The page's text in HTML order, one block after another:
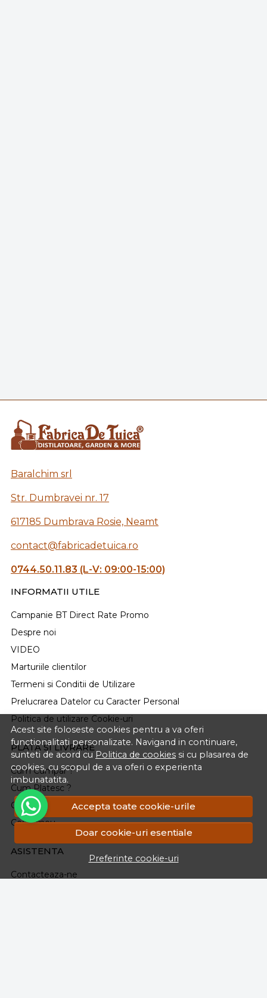
Acest site foloseste cookies pentru a va oferi
functionalitati personalizate. Navigand in continuare,
sunteti de acord cu Politica de cookies si cu plasarea de
cookies, cu scopul de a va oferi o experienta
imbunatatita.
Accepta toate cookie-urile
Doar cookie-uri esentiale
Preferinte cookie-uri
Baralchim srl
Str. Dumbravei nr. 17
617185 Dumbrava Rosie, Neamt
contact@fabricadetuica.ro
0744.50.11.83 (L-V: 09:00-15:00)
INFORMATII UTILE
Campanie BT Direct Rate Promo
Despre noi
VIDEO
Marturiile clientilor
Termeni si Conditii de Utilizare
Prelucrarea Datelor cu Caracter Personal
Politica de utilizare Cookie-uri
PLATA SI LIVRARE
Cum Cumpar ?
Cum Platesc ?
Cum Se Livreaza ?
Cosul meu
ASISTENTA
Contacteaza-ne